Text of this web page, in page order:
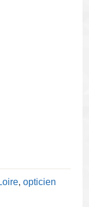
, opticien